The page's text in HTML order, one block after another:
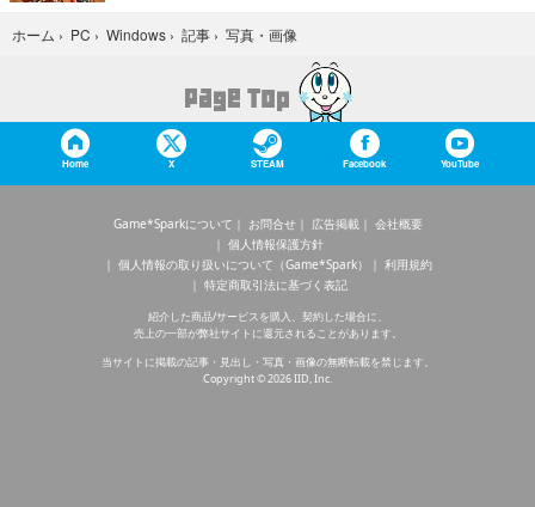
ホーム › PC › Windows › 記事 › 写真・画像
Home X STEAM Facebook YouTube
Game*Sparkについて お問合せ 広告掲載
会社概要
個人情報保護方針
個人情報の取り扱いについて（Game*Spark）
利用規約
特定商取引法に基づく表記
紹介した商品/サービスを購入、契約した場合に、
売上の一部が弊社サイトに還元されることがあります。
当サイトに掲載の記事・見出し・写真・画像の無断転載を禁じます。
Copyright © 2026 IID, Inc.